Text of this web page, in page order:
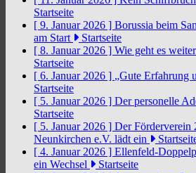
Startseite
[ 9. Januar 2026 ] Borussia beim
am Start
Startseite
[ 8. Januar 2026 ] Wie geht es
Startseite
[ 6. Januar 2026 ] „Gute Erfahrung
Startseite
[ 5. Januar 2026 ] Der personelle
Startseite
[ 5. Januar 2026 ] Der Förderverein
Neunkirchen e.V. lädt ein
[ 4. Januar 2026 ] Ellenfeld-
ein Wechsel
Startseite